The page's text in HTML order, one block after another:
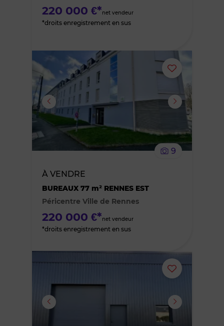
220 000 €*net vendeur
*droits enregistrement en sus
Ajouter
ou
supprimer
le
9
À VENDRE
BUREAUX 77 m² RENNES EST
Péricentre Ville de Rennes
220 000 €*net vendeur
*droits enregistrement en sus
Ajouter
ou